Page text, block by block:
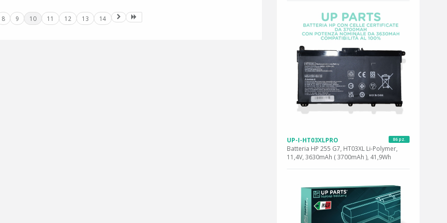
8 9 10 11 12 13 14
86 pz.
UP-I-HT03XLPRO
Batteria HP 255 G7, HT03XL Li-Polymer,
11,4V, 3630mAh ( 3700mAh ), 41,9Wh